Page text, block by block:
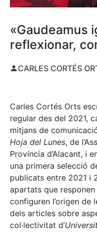
«Gaudeamus
reflexionar,
CARLES CORTÉS
Carles Cortés Orts
regular des del 2021,
mitjans de
Hoja del Lunes, de
Província d’Alacant, i
una primera selecció
publicats entre 2021 i
apartats que
configuren l’origen de
dels articles sobre
col·lectivitat d’